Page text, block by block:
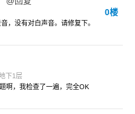
0楼
，没有对白声音。请修复下。
下1层
啊，我检查了一遍，完全OK